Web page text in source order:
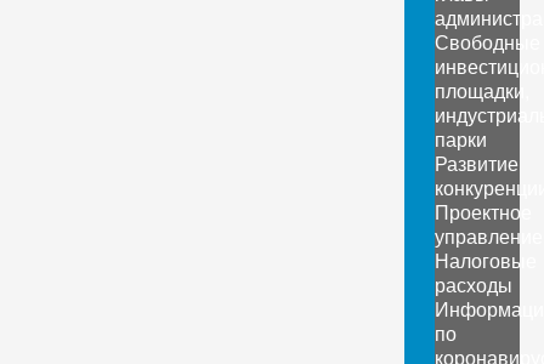
Свободные
площадки,
парки
Развитие
Проектное
управление
Налоговые
расходы
по